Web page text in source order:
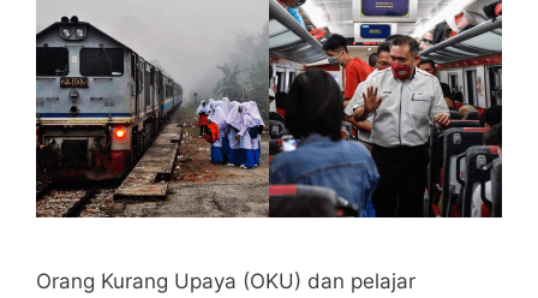
Orang Kurang Upaya (OKU) dan pelajar